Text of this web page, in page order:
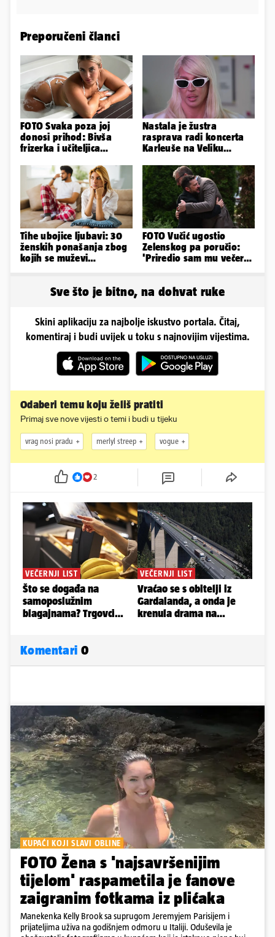
Preporučeni članci
FOTO Svaka poza joj
donosi prihod: Bivša
frizerka i učiteljica
Instagram
Nastala je žustra
rasprava radi koncerta
Karleuše na Veliku
organizatori
Tihe ubojice ljubavi: 30
ženskih ponašanja zbog
kojih se muževi
FOTO Vučić ugostio
Zelenskog pa poručio:
'Priredio sam mu večeru
Sve što je bitno, na dohvat ruke
Skini aplikaciju za najbolje iskustvo portala. Čitaj,
komentiraj i budi uvijek u toku s najnovijim vijestima.
Odaberi temu koju želiš pratiti
Primaj sve nove vijesti o temi i budi u tijeku
vrag nosi pradu merlyl streep vogue
2
Komentari 0
KUPAĆI KOJI SLAVI OBLINE
FOTO Žena s 'najsavršenijim
tijelom' raspametila je fanove
zaigranim fotkama iz plićaka
Manekenka Kelly Brook sa suprugom Jeremyjem Parisijem i
prijateljima uživa na godišnjem odmoru u Italiji. Oduševila je